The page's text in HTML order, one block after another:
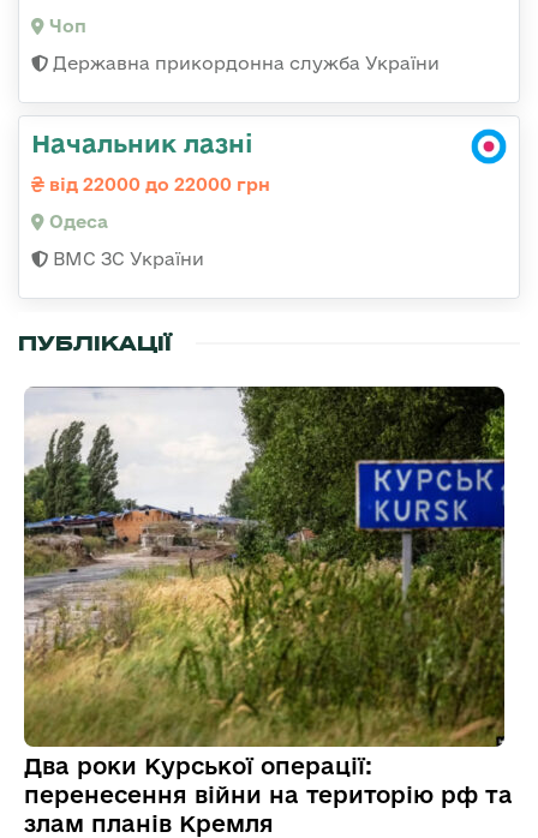
Чоп
Державна прикордонна служба України
Начальник лазні
від 22000 до 22000 грн
Одеса
ВМС ЗС України
ПУБЛІКАЦІЇ
Два роки Курської операції:
перенесення війни на територію рф та
злам планів Кремля